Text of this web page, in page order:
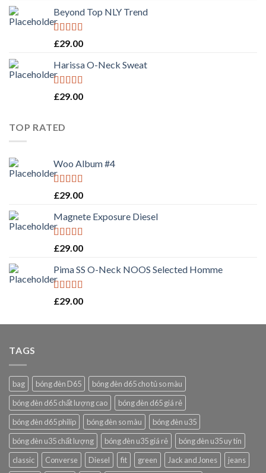
Beyond Top NLY Trend
Rated
of 5
£29.00
Harissa O-Neck Sweat
Rated4.00
£29.00
TOP RATED
Woo Album #4
Rated5.00
£29.00
Magnete Exposure Diesel
Rated5.00
£29.00
Pima SS O-Neck NOOS Selected Homme
Rated5.00
£29.00
TAGS
bag bóng đèn D65
bóng đèn d65 cho tủ so màu
bóng đèn d65 chất lượng cao
bóng đèn d65 giá rẻ
bóng đèn d65 philip
bóng đèn so màu
bóng đèn u35
bóng đèn u35 chất lượng
bóng đèn u35 giá rẻ
bóng đèn u35 uy tín
classic
Converse Diesel fit green Jack and Jones jeans